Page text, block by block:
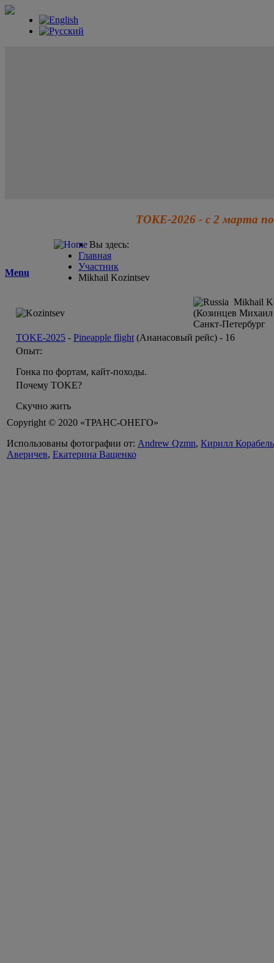
ТОКЕ-2026 - с 2 марта по
Menu
Вы здесь:
Главная
Участник
Mikhail Kozintsev
Mikhail
(Козинцев
Санкт-Петербург
TOKE-2025 - Pineapple flight (Ананасовый рейс) - 16
Опыт:
Гонка по фортам, кайт-походы.
Почему TOKE?
Скучно жить
Copyright © 2020 «ТРАНС-ОНЕГО»
Использованы фотографии от: Andrew Qzmn, Кирилл
Аверичев, Екатерина Ващенко